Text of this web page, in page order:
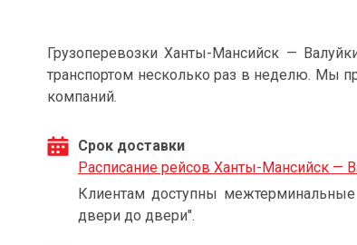
Грузоперевозки Ханты-Мансийск —
транспортом несколько раз в неделю. Мы
компаний.
Срок доставки
Расписание рейсов Ханты-Мансийск —
Клиентам доступны
двери до двери".